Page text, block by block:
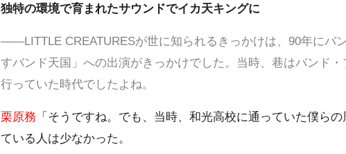
独特の環境で育まれたサウンドでイカ天キングに
――LITTLE CREATURESが世に知られるきっかけは、90年にバ
すバンド天国」への出演がきっかけでした。当時、巷はバンド
行っていた時代でしたよね。
栗原務 「そうですね。でも、当時、和光高校に通っていた僕ら
ている人は少なかった。